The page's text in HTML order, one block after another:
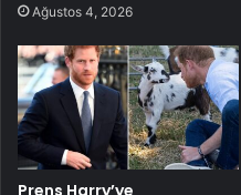
Ağustos 4, 2026